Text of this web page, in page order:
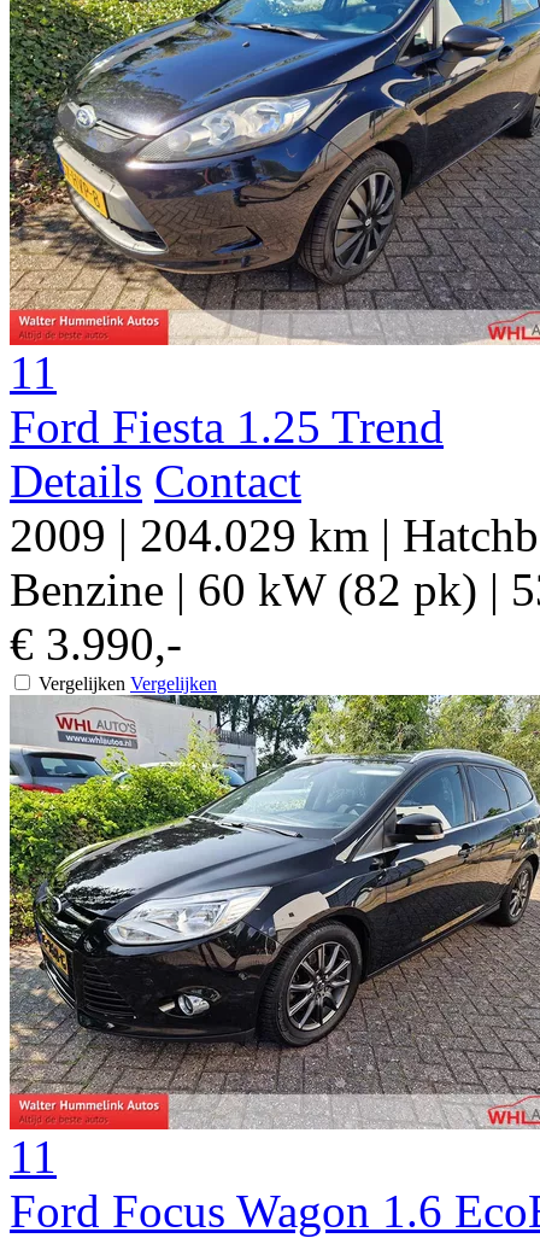
11
Ford Fiesta 1.25 Trend
Details Contact
2009 | 204.029 km |
Benzine | 60 kW (82 pk) |
€ 3.990,-
Vergelijken Vergelijken
11
Ford Focus Wagon 1.6